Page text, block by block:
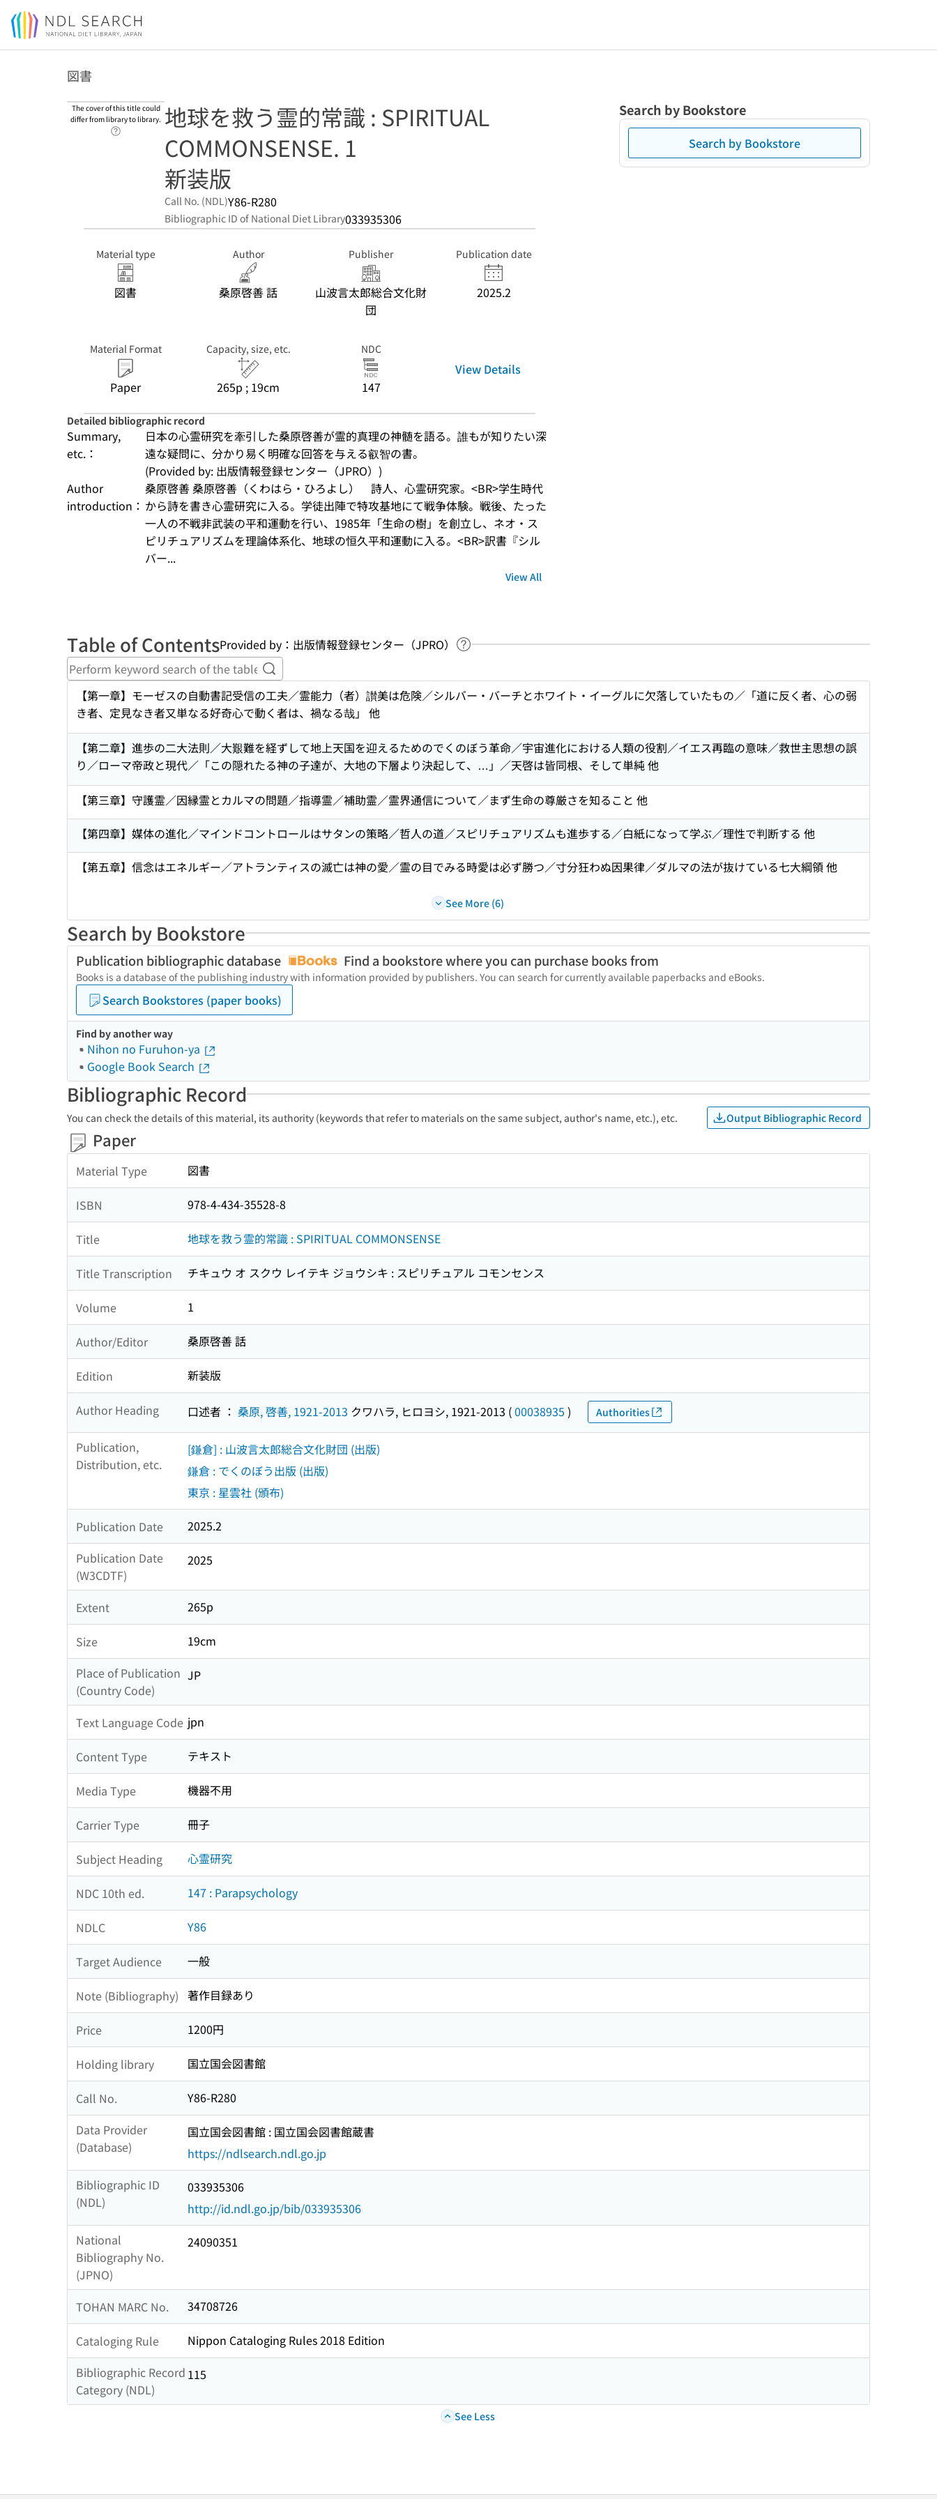
Jump to main content
図書
The cover of this title could
differ from library to library.
Link to Help Page地球を救う霊的常識 : SPIRITUAL
COMMONSENSE. 1
新装版
Call No. (NDL)Y86-R280
Bibliographic ID of National Diet Library033935306
Material type
図書
Author
桑原啓善 話
Publisher
山波言太郎総合文化財
団
Publication date
2025.2
Material Format
Paper
Capacity, size, etc.
265p ; 19cm
NDC
147
View Details
Detailed bibliographic record
Summary,
etc.：
日本の心霊研究を牽引した桑原啓善が霊的真理の神髄を語る。誰もが知りたい深
遠な疑問に、分かり易く明確な回答を与える叡智の書。
(Provided by: 出版情報登録センター（JPRO）)
Author
introduction：
桑原啓善 桑原啓善（くわはら・ひろよし）　詩人、心霊研究家。<BR>学生時代
から詩を書き心霊研究に入る。学徒出陣で特攻基地にて戦争体験。戦後、たった
一人の不戦非武装の平和運動を行い、1985年「生命の樹」を創立し、ネオ・ス
ピリチュアリズムを理論体系化、地球の恒久平和運動に入る。<BR>訳書『シル
バー...
View All
Search by Bookstore
Search by Bookstore
Table of ContentsProvided by：出版情報登録センター（JPRO）
Link to Help Page
Perform keyword search of the table of contents
【第一章】モーゼスの自動書記受信の工夫／霊能力（者）讃美は危険／シルバー・バーチとホワイト・イーグルに欠落していたもの／「道に反く者、心の弱
き者、定見なき者又単なる好奇心で動く者は、禍なる哉」 他
【第二章】進歩の二大法則／大艱難を経ずして地上天国を迎えるためのでくのぼう革命／宇宙進化における人類の役割／イエス再臨の意味／救世主思想の誤
り／ローマ帝政と現代／「この隠れたる神の子達が、大地の下層より決起して、…」／天啓は皆同根、そして単純 他
【第三章】守護霊／因縁霊とカルマの問題／指導霊／補助霊／霊界通信について／まず生命の尊厳さを知ること 他
【第四章】媒体の進化／マインドコントロールはサタンの策略／哲人の道／スピリチュアリズムも進歩する／白紙になって学ぶ／理性で判断する 他
【第五章】信念はエネルギー／アトランティスの滅亡は神の愛／霊の目でみる時愛は必ず勝つ／寸分狂わぬ因果律／ダルマの法が抜けている七大綱領 他
See More (6)
Search by Bookstore
Publication bibliographic database Find a bookstore where you can purchase books from
Books is a database of the publishing industry with information provided by publishers. You can search for currently available paperbacks and eBooks.
Search Bookstores (paper books)
Find by another way
Nihon no Furuhon-ya
Google Book Search
Bibliographic Record
You can check the details of this material, its authority (keywords that refer to materials on the same subject, author's name, etc.), etc. Output Bibliographic Record
Paper
Material Type 図書
ISBN 978-4-434-35528-8
Title 地球を救う霊的常識 : SPIRITUAL COMMONSENSE
Title Transcription チキュウ オ スクウ レイテキ ジョウシキ : スピリチュアル コモンセンス
Volume 1
Author/Editor 桑原啓善 話
Edition 新装版
Author Heading 口述者 ： 桑原, 啓善, 1921-2013 クワハラ, ヒロヨシ, 1921-2013 (00038935 ) Authorities
Publication,
Distribution, etc.
[鎌倉] : 山波言太郎総合文化財団 (出版)
鎌倉 : でくのぼう出版 (出版)
東京 : 星雲社 (頒布)
Publication Date
2025.2
Publication Date
(W3CDTF)
2025
Extent 265p
Size
19cm
Place of Publication
(Country Code)
JP
Text Language Code jpn
Content Type テキスト
Media Type 機器不用
Carrier Type 冊子
Subject Heading 心霊研究
NDC 10th ed. 147 : Parapsychology
NDLC Y86
Target Audience 一般
Note (Bibliography) 著作目録あり
Price 1200円
Holding library 国立国会図書館
Call No.
Y86-R280
Data Provider
(Database)
国立国会図書館 : 国立国会図書館蔵書
https://ndlsearch.ndl.go.jp
Bibliographic ID
(NDL)
033935306
http://id.ndl.go.jp/bib/033935306
National
Bibliography No.
(JPNO)
24090351
TOHAN MARC No. 34708726
Cataloging Rule
Nippon Cataloging Rules 2018 Edition
Bibliographic Record
Category (NDL)
115
See Less